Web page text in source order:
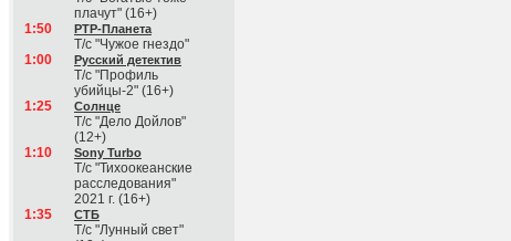
плачут" (16+)
1:50
РТР-Планета
Т/с "Чужое гнездо"
1:00
Русский детектив
Т/с "Профиль
убийцы-2" (16+)
1:25
Солнце
Т/с "Дело Дойлов"
(12+)
1:10
Sony Turbo
Т/с "Тихоокеанские
расследования"
2021 г. (16+)
1:35
СТБ
Т/с "Лунный свет"